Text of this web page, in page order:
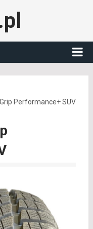
Performance+ SUV